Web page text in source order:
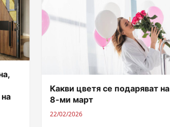
Какви цветя се подаряват на
8-ми март
22/02/2026